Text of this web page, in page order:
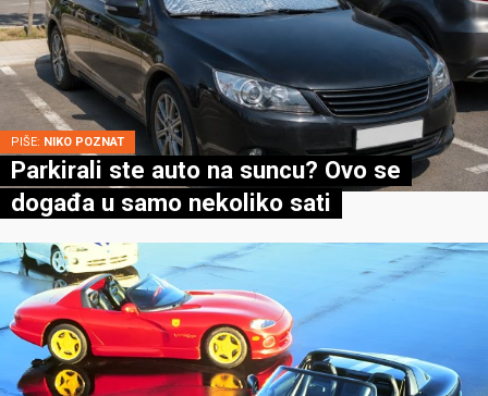
PIŠE: NIKO POZNAT
Parkirali ste auto na suncu? Ovo se
događa u samo nekoliko sati